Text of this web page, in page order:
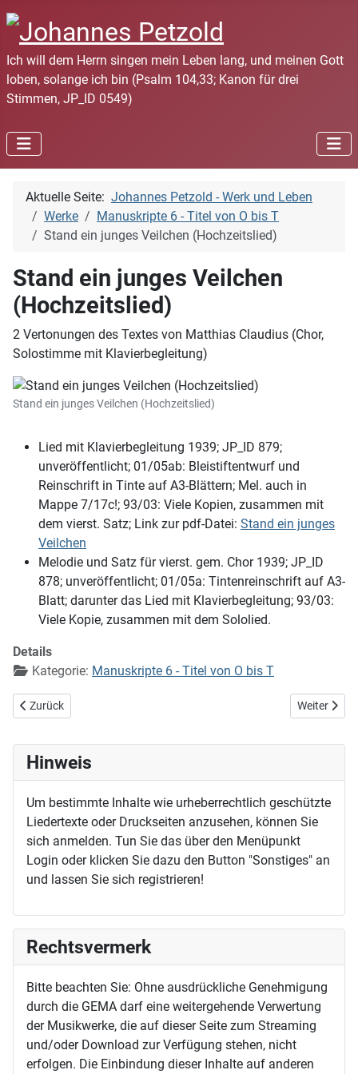
Ich will dem Herrn singen mein Leben lang, und meinen Gott
loben, solange ich bin (Psalm 104,33; Kanon für drei
Stimmen, JP_ID 0549)
Aktuelle Seite: Johannes Petzold - Werk und Leben
Werke
Manuskripte 6 - Titel von O bis T
Stand ein junges Veilchen (Hochzeitslied)
Stand ein junges Veilchen
(Hochzeitslied)
2 Vertonungen des Textes von Matthias Claudius (Chor,
Solostimme mit Klavierbegleitung)
Stand ein junges Veilchen (Hochzeitslied)
Lied mit Klavierbegleitung 1939; JP_ID 879;
unveröffentlicht; 01/05ab: Bleistiftentwurf und
Reinschrift in Tinte auf A3-Blättern; Mel. auch in
Mappe 7/17c!; 93/03: Viele Kopien, zusammen mit
dem vierst. Satz; Link zur pdf-Datei: Stand ein junges
Veilchen
Melodie und Satz für vierst. gem. Chor 1939; JP_ID
878; unveröffentlicht; 01/05a: Tintenreinschrift auf A3-
Blatt; darunter das Lied mit Klavierbegleitung; 93/03:
Viele Kopie, zusammen mit dem Sololied.
Details
Kategorie: Manuskripte 6 - Titel von O bis T
Vorheriger Beitrag: Sonnengesang (nach Franz von Assisi)
Zurück Nächster
Weiter
Hinweis
Um bestimmte Inhalte wie urheberrechtlich geschützte
Liedertexte oder Druckseiten anzusehen, können Sie
sich anmelden. Tun Sie das über den Menüpunkt
Login oder klicken Sie dazu den Button "Sonstiges" an
und lassen Sie sich registrieren!
Rechtsvermerk
Bitte beachten Sie: Ohne ausdrückliche Genehmigung
durch die GEMA darf eine weitergehende Verwertung
der Musikwerke, die auf dieser Seite zum Streaming
und/oder Download zur Verfügung stehen, nicht
erfolgen. Die Einbindung dieser Inhalte auf anderen